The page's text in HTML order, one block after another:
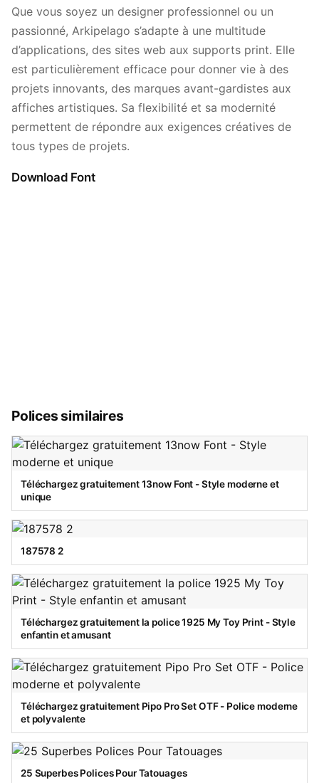
Que vous soyez un designer professionnel ou un
passionné, Arkipelago s’adapte à une multitude
d’applications, des sites web aux supports print. Elle
est particulièrement efficace pour donner vie à des
projets innovants, des marques avant-gardistes aux
affiches artistiques. Sa flexibilité et sa modernité
permettent de répondre aux exigences créatives de
tous types de projets.
Download Font
Polices similaires
Téléchargez gratuitement 13now Font - Style moderne et
unique
187578 2
Téléchargez gratuitement la police 1925 My Toy Print - Style
enfantin et amusant
Téléchargez gratuitement Pipo Pro Set OTF - Police moderne
et polyvalente
25 Superbes Polices Pour Tatouages